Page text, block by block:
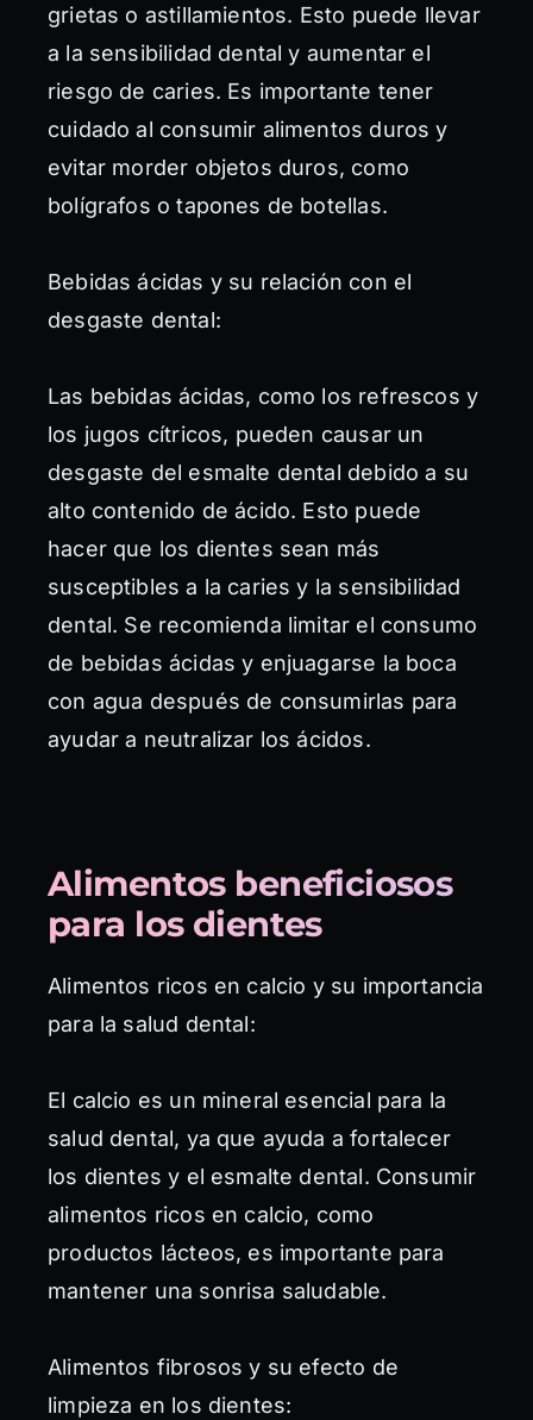
grietas o astillamientos. Esto puede llevar
a la sensibilidad dental y aumentar el
riesgo de caries. Es importante tener
cuidado al consumir alimentos duros y
evitar morder objetos duros, como
bolígrafos o tapones de botellas.
Bebidas ácidas y su relación con el
desgaste dental:
Las bebidas ácidas, como los refrescos y
los jugos cítricos, pueden causar un
desgaste del esmalte dental debido a su
alto contenido de ácido. Esto puede
hacer que los dientes sean más
susceptibles a la caries y la sensibilidad
dental. Se recomienda limitar el consumo
de bebidas ácidas y enjuagarse la boca
con agua después de consumirlas para
ayudar a neutralizar los ácidos.
Alimentos beneficiosos
para los dientes
Alimentos ricos en calcio y su importancia
para la salud dental:
El calcio es un mineral esencial para la
salud dental, ya que ayuda a fortalecer
los dientes y el esmalte dental. Consumir
alimentos ricos en calcio, como
productos lácteos, es importante para
mantener una sonrisa saludable.
Alimentos fibrosos y su efecto de
limpieza en los dientes: